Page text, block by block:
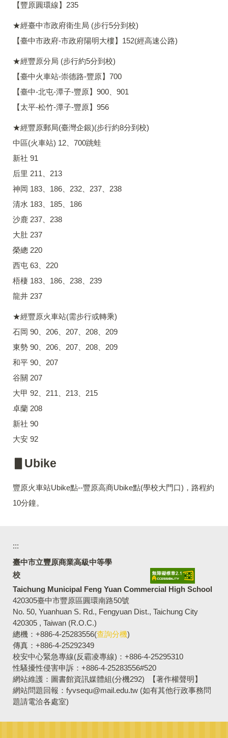
【豐原圓環線】235
★經臺中市政府衛生局 (步行5分到校)
【臺中市政府-市政府陽明大樓】152(經高速公路)
★經豐原分局 (步行約5分到校)
【臺中火車站-崇德路-豐原】700
【臺中-北屯-潭子-豐原】900、901
【太平-松竹-潭子-豐原】956
★經豐原郵局(臺灣企銀)(步行約8分到校)
中區(火車站) 12、700跳蛙
新社 91
后里 211、213
神岡 183、186、232、237、238
清水 183、185、186
沙鹿 237、238
大肚 237
榮總 220
西屯 63、220
梧棲 183、186、238、239
龍井 237
★經豐原火車站(需步行或轉乘)
石岡 90、206、207、208、209
東勢 90、206、207、208、209
和平 90、207
谷關 207
大甲 92、211、213、215
卓蘭 208
新社 90
大安 92
▋Ubike
豐原火車站Ubike點--豐原高商Ubike點(學校大門口)，路程約
10分鐘。
:::
臺中市立豐原商業高級中等學
校
Taichung Municipal Feng Yuan Commercial High School
420305臺中市豐原區圓環南路50號
No. 50, Yuanhuan S. Rd., Fengyuan Dist., Taichung City
420305 , Taiwan (R.O.C.)
總機：+886-4-25283556(查詢分機)
傳真：+886-4-25292349
校安中心緊急專線(反霸凌專線)：+886-4-25295310
性騷擾性侵害申訴：+886-4-25283556#520
網站維護：圖書館資訊媒體組(分機292)
【著作權聲明】
網站問題回報：fyvsequ@mail.edu.tw (如有其他行政事務問
題請電洽各處室)